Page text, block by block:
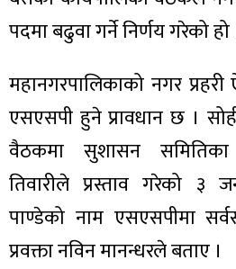
पदमा बढुवा गर्ने निर्णय गरेको हो
महानगरपालिकाको नगर प्रहरी
एसएसपी हुने प्रावधान छ ।
वैठकमा सुशासन
तिवारीले प्रस्ताव गरेको ३
पाण्डेको नाम एसएसपीमा
प्रवक्ता नविन मानन्धरले बताए ।